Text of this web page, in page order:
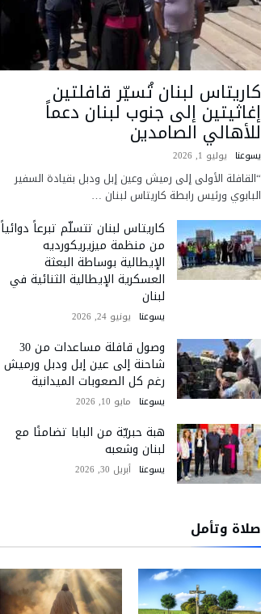
كاريتاس لبنان تُسيّر قافلتين
إغاثيتين إلى جنوب لبنان دعماً
للأهالي الصامدين
يسوعنا يوليو 1, 2026
“القافلة الأولى إلى رميش وعين إبل ودبل بقيادة السفير
البابوي ورئيس رابطة كاريتاس لبنان …
كاريتاس لبنان تتسلّم تبرعاً دوائياً
من منظمة ميزيريكورديه
الإيطالية بوساطة البعثة
العسكرية الإيطالية الثنائية في
لبنان
يسوعنا يونيو 24, 2026
وصول قافلة مساعدات من 30
شاحنة إلى عين إبل ودبل ورميش
رغم كل الصعوبات الميدانية
يسوعنا مايو 10, 2026
هبة حبريّة من البابا تضامنًا مع
لبنان وشعبه
يسوعنا أبريل 30, 2026
صلاة وتأمل